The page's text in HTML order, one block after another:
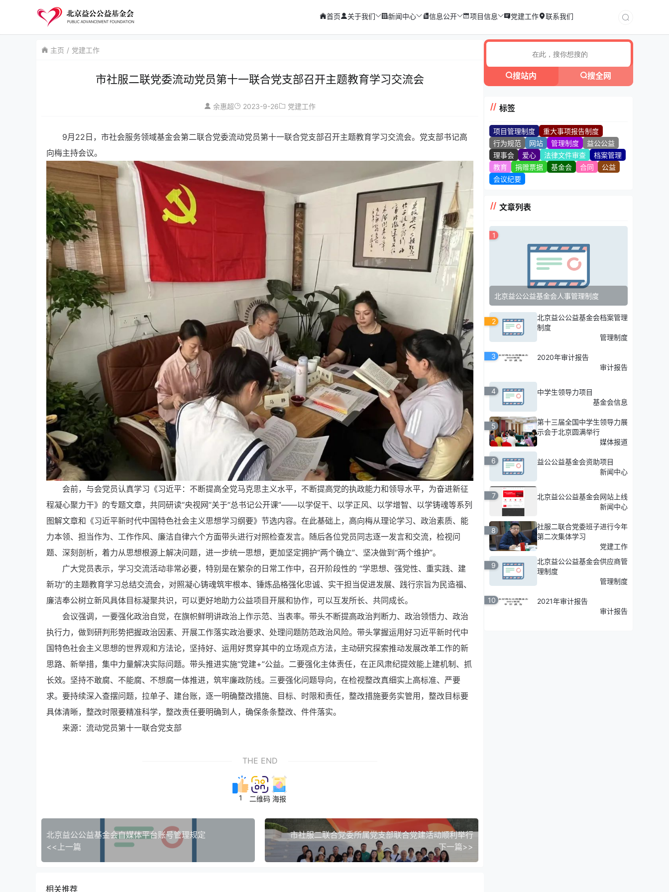
首页 关于我们 新闻中心 信息公开 项目信息 党建工作 联系我们
主页 党建工作
市社服二联党委流动党员第十一联合党支部召开主题教育学习交流会
余惠超 2023-9-26 党建工作
9月22日，市社会服务领域基金会第二联合党委流动党员第十一联合党支部召开主题教育学习交流会。党支部书记高
向梅主持会议。
会前，与会党员认真学习《习近平：不断提高全党马克思主义水平，不断提高党的执政能力和领导水平，为奋进新征
程凝心聚力干》的专题文章，共同研读“央视网”关于“总书记公开课”——以学促干、以学正风、以学增智、以学铸魂等系列
图解文章和《习近平新时代中国特色社会主义思想学习纲要》节选内容。在此基础上，高向梅从理论学习、政治素质、能
力本领、担当作为、工作作风、廉洁自律六个方面带头进行对照检查发言。随后各位党员同志逐一发言和交流，检视问
题、深刻剖析，着力从思想根源上解决问题，进一步统一思想，更加坚定拥护“两个确立”、坚决做到“两个维护”。
广大党员表示，学习交流活动非常必要，特别是在繁杂的日常工作中，召开阶段性的 “学思想、强党性、重实践、建
新功”的主题教育学习总结交流会，对照凝心铸魂筑牢根本、锤炼品格强化忠诚、实干担当促进发展、践行宗旨为民造福、
廉洁奉公树立新风具体目标凝聚共识，可以更好地助力公益项目开展和协作，可以互发所长、共同成长。
会议强调，一要强化政治自觉，在旗帜鲜明讲政治上作示范、当表率。带头不断提高政治判断力、政治领悟力、政治
执行力，做到研判形势把握政治因素、开展工作落实政治要求、处理问题防范政治风险。带头掌握运用好习近平新时代中
国特色社会主义思想的世界观和方法论，坚持好、运用好贯穿其中的立场观点方法，主动研究探索推动发展改革工作的新
思路、新举措，集中力量解决实际问题。带头推进实施“党建+”公益。二要强化主体责任，在正风肃纪提效能上建机制、抓
长效。坚持不敢腐、不能腐、不想腐一体推进，筑牢廉政防线。三要强化问题导向，在检视整改真细实上高标准、严要
求。要持续深入查摆问题，拉单子、建台账，逐一明确整改措施、目标、时限和责任，整改措施要务实管用，整改目标要
具体清晰，整改时限要精准科学，整改责任要明确到人，确保条条整改、件件落实。
来源：流动党员第十一联合党支部
THE END
1 二维码 海报
北京益公公益基金会自媒体平台账号管理规定
<<上一篇
市社服二联合党委所属党支部联合党建活动顺利举行
下一篇>>
相关推荐
搜站内 搜全网
标签
项目管理制度
重大事项报告制度
行为规范
网站 管理制度
益公公益
理事会
爱心 法律文件审查
档案管理
教育
捐赠票据 基金会 合同
公益
会议纪要
文章列表
1
北京益公公益基金会人事管理制度
2
北京益公公益基金会档案管理
制度
管理制度
3
2020年审计报告
审计报告
4
中学生领导力项目
基金会信息
5
第十三届全国中学生领导力展
示会于北京圆满举行
媒体报道
6
益公公益基金会资助项目
新闻中心
7
北京益公公益基金会网站上线
新闻中心
8
社服二联合党委班子进行今年
第二次集体学习
党建工作
9
北京益公公益基金会供应商管
理制度
管理制度
10
2021年审计报告
审计报告